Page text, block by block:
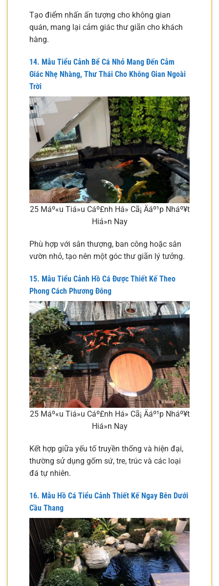
Tạo điểm nhấn ấn tượng cho không gian
quán, mang lại cảm giác thư giãn cho khách
hàng.
14. Mẫu Tiểu Cảnh Bể Cá Nhỏ Mang Đến Cảm
Giác Nhẹ Nhàng, Thư Thái Cho Không Gian Ngoài
Trời
25 Máº«u Tiá»u Cáº£nh Há» Cã¡ Äáº¹p Nháº¥t
Hiá»n Nay
Phù hợp với sân thượng, ban công hoặc sân
vườn nhỏ, tạo nên một góc thư giãn lý tưởng.
15. Mẫu Tiểu Cảnh Hồ Cá Được Thiết Kế Theo
Phong Cách Phương Đông
25 Máº«u Tiá»u Cáº£nh Há» Cã¡ Äáº¹p Nháº¥t
Hiá»n Nay
Kết hợp giữa yếu tố truyền thống và hiện đại,
thường sử dụng gốm sứ, tre, trúc và các loại
đá tự nhiên.
16. Mẫu Hồ Cá Tiểu Cảnh Thiết Kế Ngay Bên Dưới
Cầu Thang